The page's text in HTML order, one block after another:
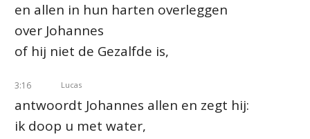
en allen in hun harten overleggen
over Johannes
of hij niet de Gezalfde is,
3:16 Lucas
antwoordt Johannes allen en zegt hij:
ik doop u met water,